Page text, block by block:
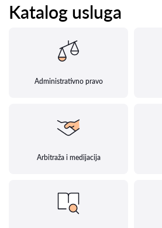
Katalog usluga
Administrativno pravo
Arbitraža i medijacija